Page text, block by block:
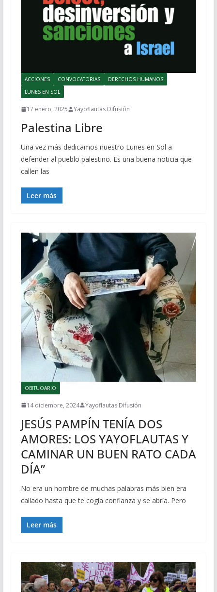
ACCIONES CONVOCATORIAS
DERECHOS HUMANOS
LUNES EN SOL
17 enero, 2025 Yayoflautas Difusión
Palestina Libre
Una vez más dedicamos nuestro Lunes en Sol a
defender al pueblo palestino. Es una buena noticia que
callen las
Leer más
OBITUOARIO
14 diciembre, 2024 Yayoflautas Difusión
JESÚS PAMPÍN TENÍA DOS
AMORES: LOS YAYOFLAUTAS Y
CAMINAR UN BUEN RATO CADA
DÍA”
No era un hombre de muchas palabras más bien era
callado hasta que te cogía confianza y se abría. Pero
Leer más